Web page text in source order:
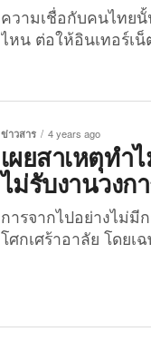
ความเชื่อกับคนไทย
ไหน ต่อให้อินเทอร์เน็
ทำให้ทุกคนสามารถ
ทุกที่ได้อย่างง่ายได้
อนาคตได้อย่างแม่นย
Joi จะพาทุกคนไปรู้จั
ปรึกษาชีวิต การงาน
การันตีโดยชาวเน็ตส
ข่าวสาร 4 years ago
เผยสาเหตุทำ
ไม่รับงานวงก
การจากไปอย่างไม่มี
โศกเศร้าอาลัย โดยเ
ให้กับ “แตงโม-นิดา